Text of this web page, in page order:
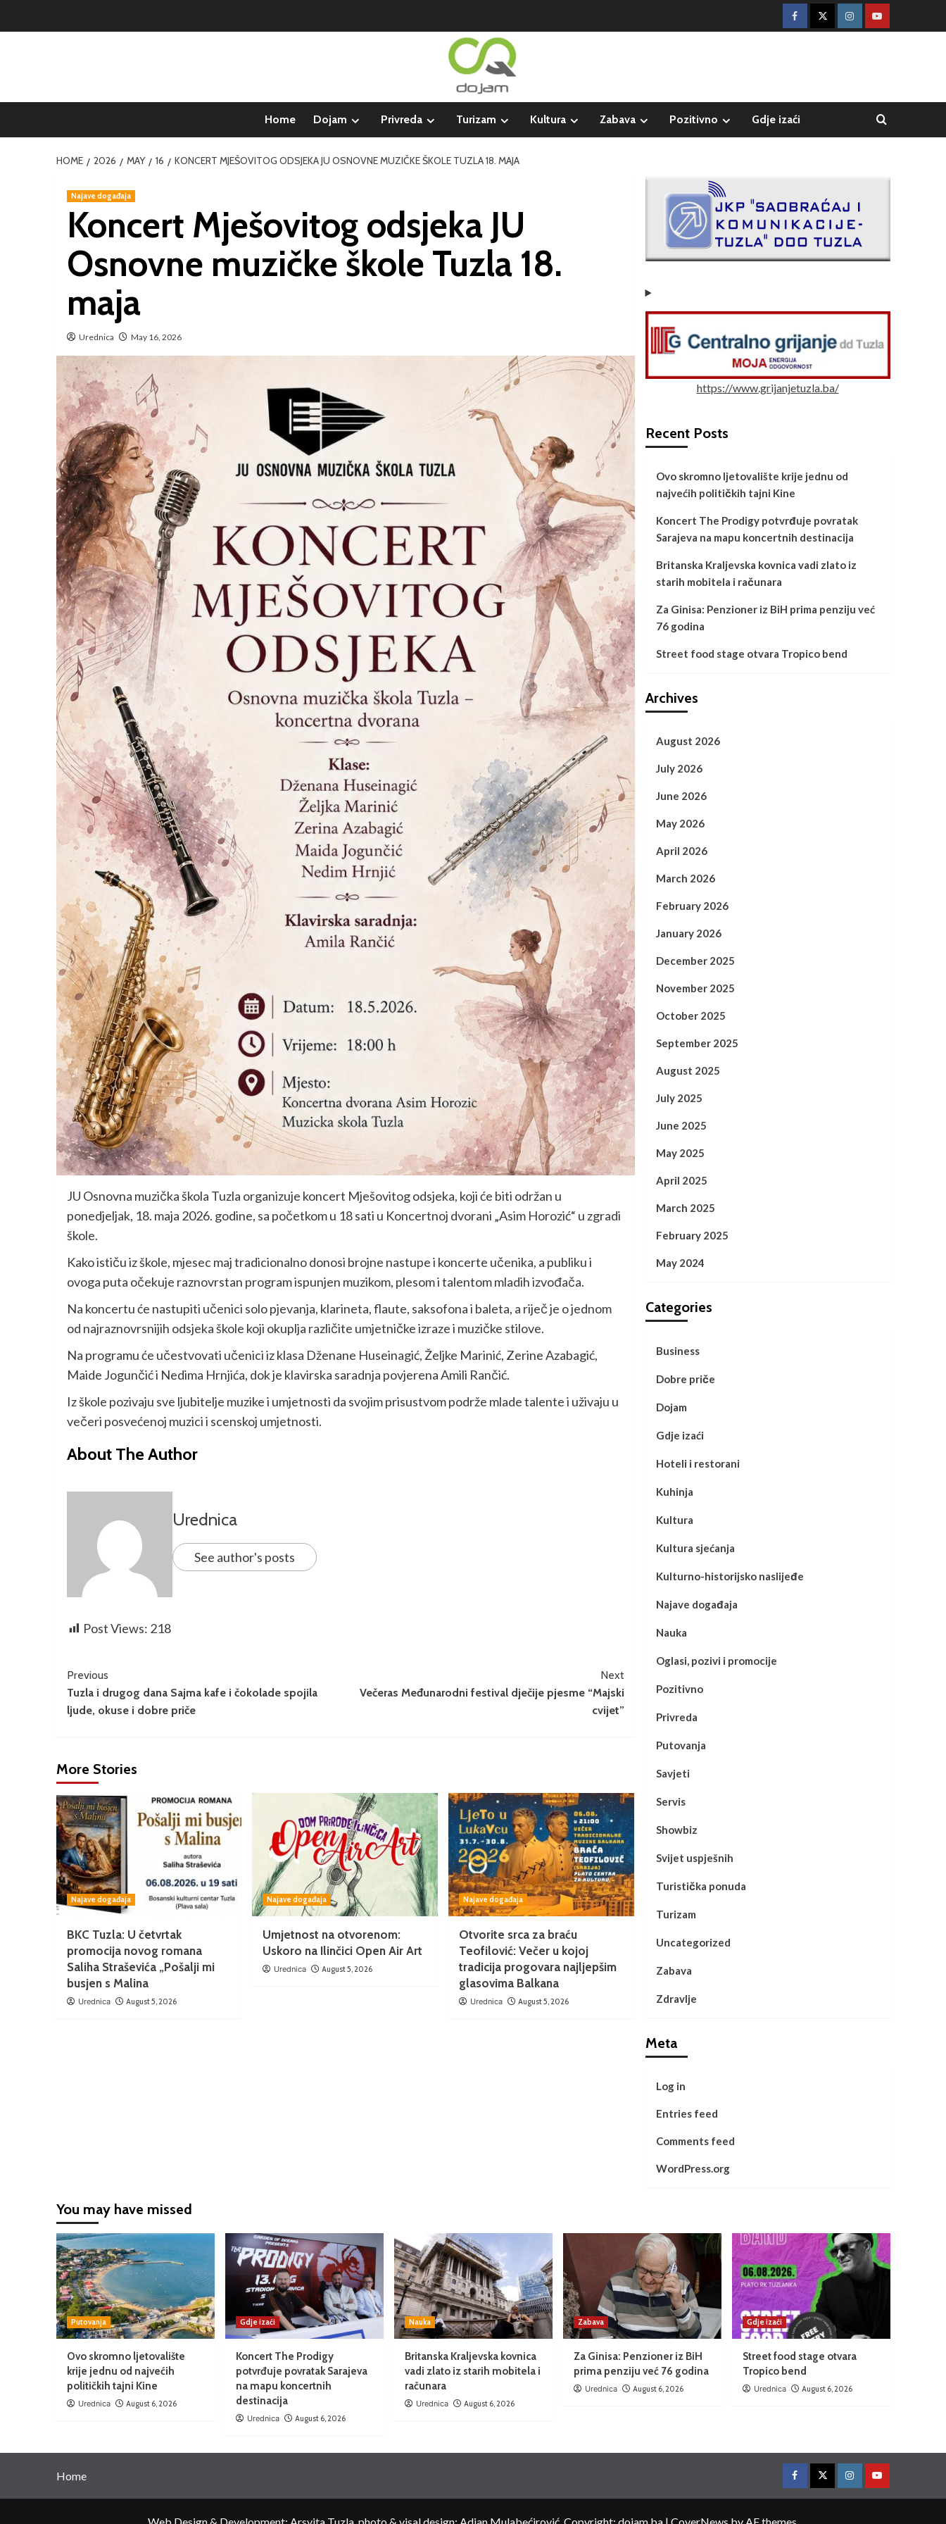
Home Dojam Privreda Turizam Kultura Zabava Pozitivno Gdje izaći
HOME 2026 MAY 16 KONCERT MJEŠOVITOG ODSJEKA JU OSNOVNE MUZIČKE ŠKOLE TUZLA 18. MAJA
Najave događaja
Koncert Mješovitog odsjeka JU
Osnovne muzičke škole Tuzla 18.
maja
Urednica May 16, 2026
JU Osnovna muzička škola Tuzla organizuje koncert Mješovitog odsjeka, koji će biti održan u
ponedjeljak, 18. maja 2026. godine, sa početkom u 18 sati u Koncertnoj dvorani „Asim Horozić“ u zgradi
škole.
Kako ističu iz škole, mjesec maj tradicionalno donosi brojne nastupe i koncerte učenika, a publiku i
ovoga puta očekuje raznovrstan program ispunjen muzikom, plesom i talentom mladih izvođača.
Na koncertu će nastupiti učenici solo pjevanja, klarineta, flaute, saksofona i baleta, a riječ je o jednom
od najraznovrsnijih odsjeka škole koji okuplja različite umjetničke izraze i muzičke stilove.
Na programu će učestvovati učenici iz klasa Dženane Huseinagić, Željke Marinić, Zerine Azabagić,
Maide Jogunčić i Nedima Hrnjića, dok je klavirska saradnja povjerena Amili Rančić.
Iz škole pozivaju sve ljubitelje muzike i umjetnosti da svojim prisustvom podrže mlade talente i uživaju u
večeri posvećenoj muzici i scenskoj umjetnosti.
About The Author
Urednica
See author's posts
Post Views: 218
Previous
Tuzla i drugog dana Sajma kafe i čokolade spojila
ljude, okuse i dobre priče
Next
Večeras Međunarodni festival dječije pjesme “Majski
cvijet”
More Stories
Najave događaja
BKC Tuzla: U četvrtak
promocija novog romana
Saliha Straševića „Pošalji mi
busjen s Malina
Urednica August 5, 2026
Najave događaja
Umjetnost na otvorenom:
Uskoro na Ilinčici Open Air Art
Urednica August 5, 2026
Najave događaja
Otvorite srca za braću
Teofilović: Večer u kojoj
tradicija progovara najljepšim
glasovima Balkana
Urednica August 5, 2026
https://www.grijanjetuzla.ba/
Recent Posts
Ovo skromno ljetovalište krije jednu od
najvećih političkih tajni Kine
Koncert The Prodigy potvrđuje povratak
Sarajeva na mapu koncertnih destinacija
Britanska Kraljevska kovnica vadi zlato iz
starih mobitela i računara
Za Ginisa: Penzioner iz BiH prima penziju već
76 godina
Street food stage otvara Tropico bend
Archives
August 2026
July 2026
June 2026
May 2026
April 2026
March 2026
February 2026
January 2026
December 2025
November 2025
October 2025
September 2025
August 2025
July 2025
June 2025
May 2025
April 2025
March 2025
February 2025
May 2024
Categories
Business
Dobre priče
Dojam
Gdje izaći
Hoteli i restorani
Kuhinja
Kultura
Kultura sjećanja
Kulturno-historijsko naslijeđe
Najave događaja
Nauka
Oglasi, pozivi i promocije
Pozitivno
Privreda
Putovanja
Savjeti
Servis
Showbiz
Svijet uspješnih
Turistička ponuda
Turizam
Uncategorized
Zabava
Zdravlje
Meta
Log in
Entries feed
Comments feed
WordPress.org
You may have missed
Putovanja
Ovo skromno ljetovalište
krije jednu od najvećih
političkih tajni Kine
Urednica August 6, 2026
Gdje izaći
Koncert The Prodigy
potvrđuje povratak Sarajeva
na mapu koncertnih
destinacija
Urednica August 6, 2026
Nauka
Britanska Kraljevska kovnica
vadi zlato iz starih mobitela i
računara
Urednica August 6, 2026
Zabava
Za Ginisa: Penzioner iz BiH
prima penziju već 76 godina
Urednica August 6, 2026
Gdje izaći
Street food stage otvara
Tropico bend
Urednica August 6, 2026
Home